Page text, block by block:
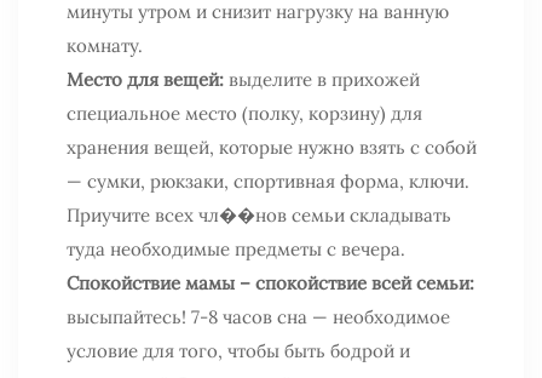
минуты утром и снизит нагрузку на ванную
комнату.
Место для вещей: выделите в прихожей
специальное место (полку, корзину) для
хранения вещей, которые нужно взять с собой
— сумки, рюкзаки, спортивная форма, ключи.
Приучите всех чл��нов семьи складывать
туда необходимые предметы с вечера.
Спокойствие мамы – спокойствие всей семьи:
высыпайтесь! 7-8 часов сна — необходимое
условие для того, чтобы быть бодрой и